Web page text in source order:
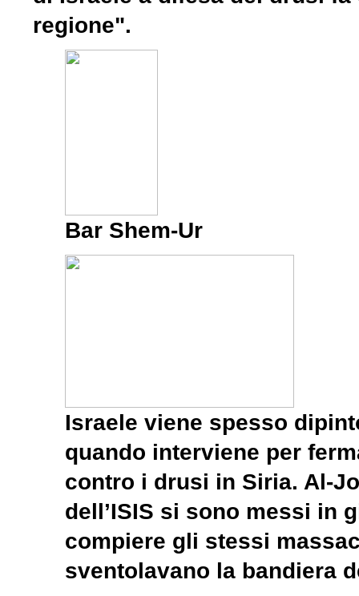
regione".
Bar Shem-Ur
Israele viene spesso
quando interviene per
contro i drusi in Siria. Al-
dell’ISIS si sono messi in
compiere gli stessi
sventolavano la bandiera